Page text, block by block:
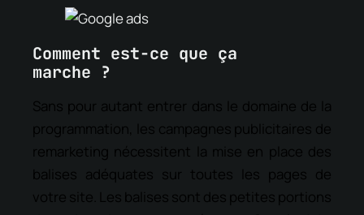
Comment est-ce que ça
marche ?
Sans pour autant entrer dans le domaine de la
programmation, les campagnes publicitaires de
remarketing nécessitent la mise en place des
balises adéquates sur toutes les pages de
votre site. Les balises sont des petites portions